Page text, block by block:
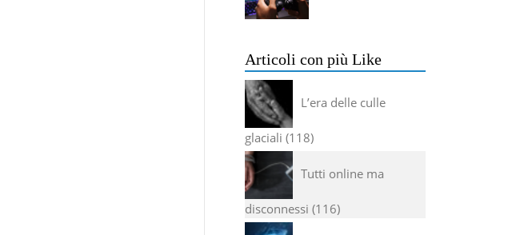
Articoli con più Like
L’era delle culle
glaciali 118
Tutti online ma
disconnessi 116